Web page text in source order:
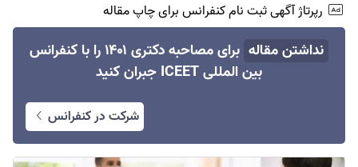
رپرتاژ آگهی ثبت نام کنفرانس برای چاپ مقاله
نداشتن مقاله
برای مصاحبه دکتری ۱۴۰۱ را با کنفرانس
بین المللی ICEET جبران کنید
شرکت در کنفرانس